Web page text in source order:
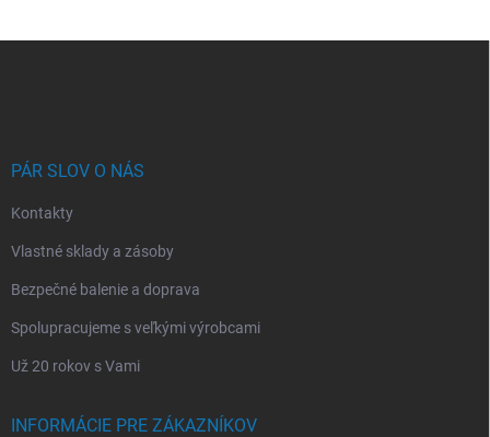
PÁR SLOV O NÁS
Kontakty
Vlastné sklady a zásoby
Bezpečné balenie a doprava
Spolupracujeme s veľkými výrobcami
Už 20 rokov s Vami
INFORMÁCIE PRE ZÁKAZNÍKOV